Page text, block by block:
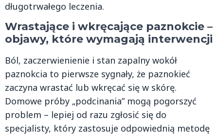
długotrwałego leczenia.
Wrastające i wkręcające paznokcie –
objawy, które wymagają interwencji
Ból, zaczerwienienie i stan zapalny wokół
paznokcia to pierwsze sygnały, że paznokieć
zaczyna wrastać lub wkręcać się w skórę.
Domowe próby „podcinania” mogą pogorszyć
problem – lepiej od razu zgłosić się do
specjalisty, który zastosuje odpowiednią metodę